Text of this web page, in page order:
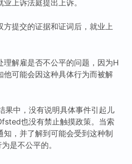
上诉法庭提出上诉。
方提交的证据和证词后，就业上
理解雇是否不公平的问题，因为H
他可能会因这种具体行为而被解
果中，没有说明具体事件引起儿
也没有禁止触摸政策。当索
知，并了解到可能会受到这种制
是不公平的。